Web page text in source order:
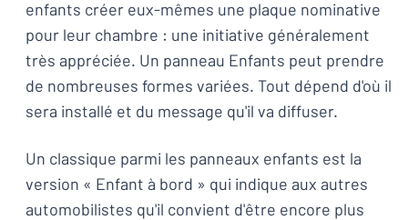
enfants créer eux-mêmes une plaque nominative
pour leur chambre : une initiative généralement
très appréciée. Un panneau Enfants peut prendre
de nombreuses formes variées. Tout dépend d'où il
sera installé et du message qu'il va diffuser.
Un classique parmi les panneaux enfants est la
version « Enfant à bord » qui indique aux autres
automobilistes qu'il convient d'être encore plus